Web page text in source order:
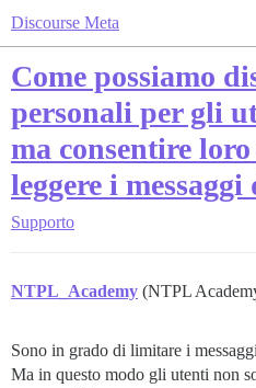
Discourse Meta
Come possiamo
personali per gli
ma consentire
leggere i
Supporto
NTPL_Academy (NTPL
Sono in grado di limitare i
Ma in questo modo gli utenti non